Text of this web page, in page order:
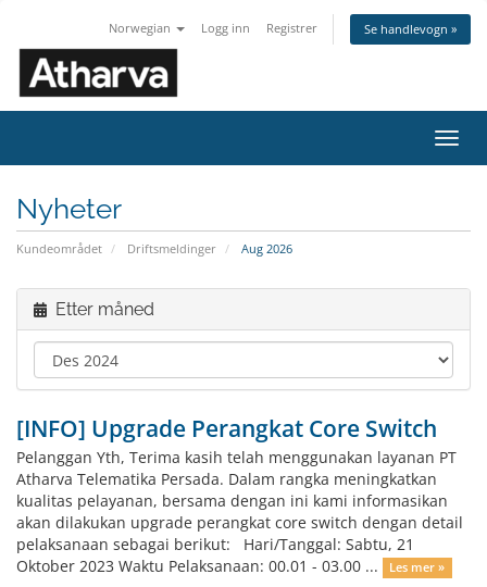
Norwegian Logg inn Registrer Se handlevogn »
Bytt
Nyheter
Kundeområdet Driftsmeldinger Aug 2026
Etter måned
[INFO] Upgrade Perangkat Core Switch
Pelanggan Yth, Terima kasih telah menggunakan layanan PT
Atharva Telematika Persada. Dalam rangka meningkatkan
kualitas pelayanan, bersama dengan ini kami informasikan
akan dilakukan upgrade perangkat core switch dengan detail
pelaksanaan sebagai berikut: Hari/Tanggal: Sabtu, 21
Oktober 2023 Waktu Pelaksanaan: 00.01 - 03.00 ...
Les mer »